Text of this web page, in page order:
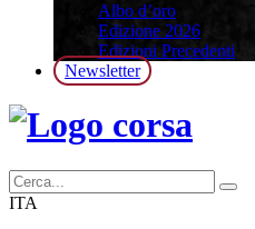
Albo d’oro
Edizione 2026
Edizioni Precedenti
Newsletter
ITA